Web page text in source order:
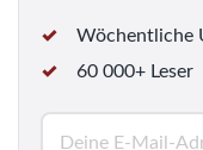
Wöchentliche
60 000+ Leser